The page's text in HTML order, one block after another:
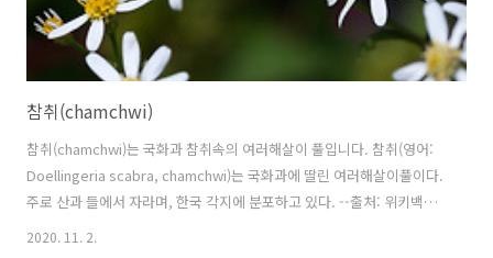
참취(chamchwi)
참취(chamchwi)는 국화과 참취속의 여러해살이 풀입니다. 참취(영어:
Doellingeria scabra, chamchwi)는 국화과에 딸린 여러해살이풀이다.
주로 산과 들에서 자라며, 한국 각지에 분포하고 있다. --출처: 위키백과-
- 참취의 꽃말은 "이별"입니다. 학명 Aster scaber Thunb. 1784
2020. 11. 2.